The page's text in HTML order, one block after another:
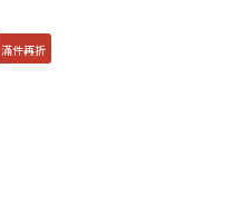
滿件再折